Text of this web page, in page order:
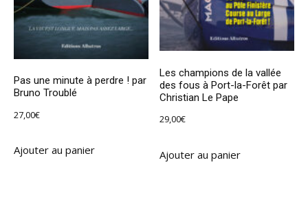
Pas une minute à perdre ! par
Bruno Troublé
27,00€
Ajouter au panier
Les champions de la vallée
des fous à Port-la-Forêt par
Christian Le Pape
29,00€
Ajouter au panier